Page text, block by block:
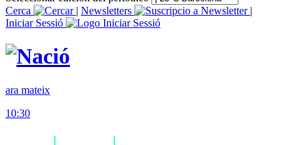
Cerca
| Newsletters
|
Iniciar Sessió
ara mateix
10:30